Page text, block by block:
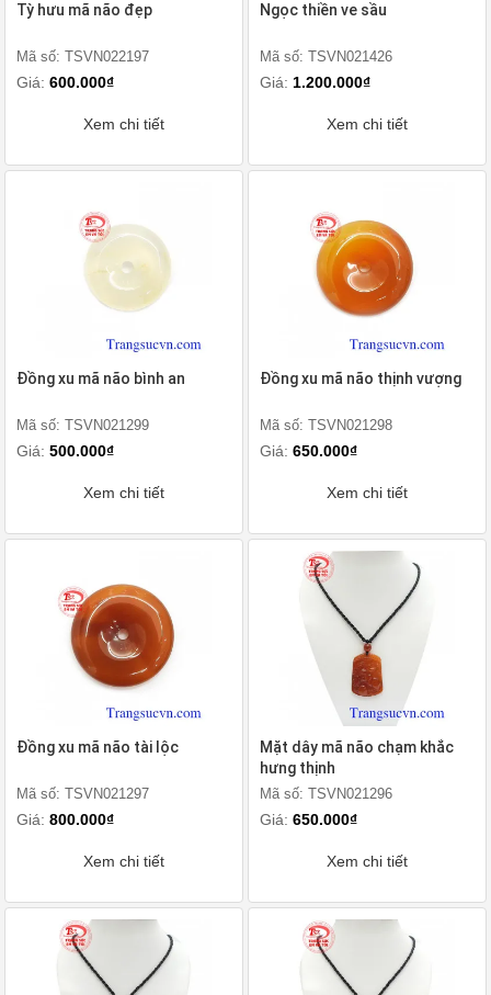
Tỳ hưu mã não đẹp
Mã số: TSVN022197
Giá: 600.000₫
Xem chi tiết
Ngọc thiền ve sầu
Mã số: TSVN021426
Giá: 1.200.000₫
Xem chi tiết
Đồng xu mã não bình an
Mã số: TSVN021299
Giá: 500.000₫
Xem chi tiết
Đồng xu mã não thịnh vượng
Mã số: TSVN021298
Giá: 650.000₫
Xem chi tiết
Đồng xu mã não tài lộc
Mã số: TSVN021297
Giá: 800.000₫
Xem chi tiết
Mặt dây mã não chạm khắc
hưng thịnh
Mã số: TSVN021296
Giá: 650.000₫
Xem chi tiết